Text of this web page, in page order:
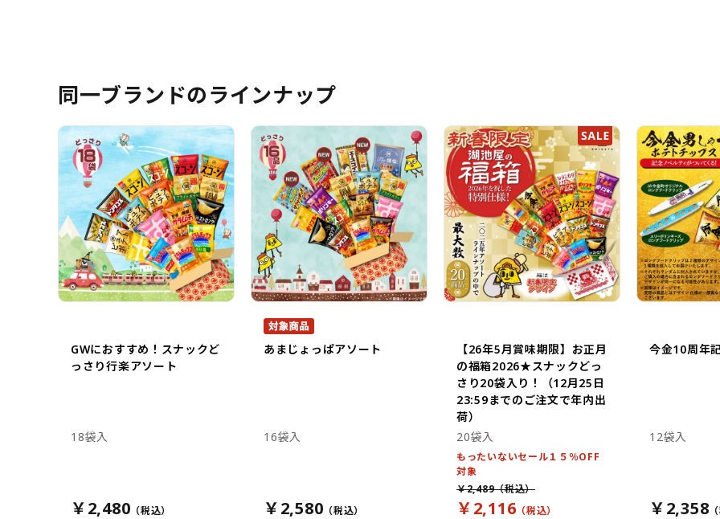
同一ブランドのラインナップ
GWにおすすめ！スナックど
っさり行楽アソート
18袋入
￥2,480
あまじょっぱアソート
16袋入
￥2,580
【26年5月賞味期限】お正月
の福箱2026★スナックどっ
さり20袋入り！（12月25日
23:59までのご注文で年内出
荷）
20袋入
もったいないセール１５％OFF
対象
￥2,116
￥2,489
今金10周年
12袋入
￥2,358